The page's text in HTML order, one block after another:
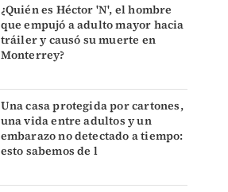
¿Quién es Héctor 'N', el hombre
que empujó a adulto mayor hacia
tráiler y causó su muerte en
Monterrey?
Una casa protegida por cartones,
una vida entre adultos y un
embarazo no detectado a tiempo:
esto sabemos de l